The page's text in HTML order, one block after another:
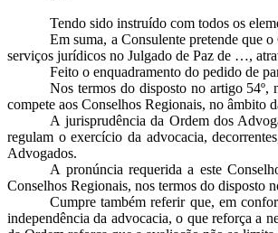
Tendo sido instruído com todos os
Em suma, a Consulente pretende que
serviços jurídicos no Julgado de Paz de …,
Feito o enquadramento do pedido de
Nos termos do disposto no artigo 54º,
compete aos Conselhos Regionais, no âmbito
A jurisprudência da Ordem dos
regulam o exercício da advocacia,
Advogados.
A pronúncia requerida a este
Conselhos Regionais, nos termos do disposto
Cumpre também referir que, em
independência da advocacia, o que reforça a